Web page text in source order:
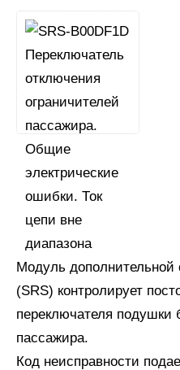
Модуль
(SRS) контролирует
переключателя подушки
пассажира.
Код неисправности